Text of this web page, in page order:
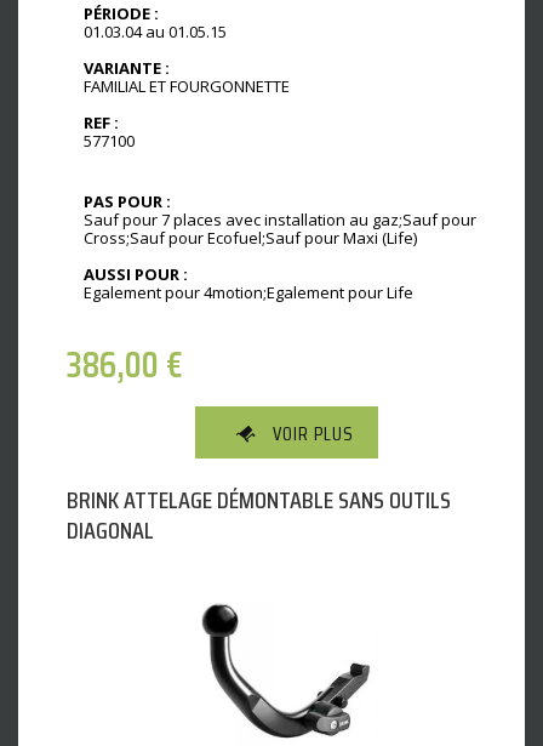
PÉRIODE :
01.03.04 au 01.05.15
VARIANTE :
FAMILIAL ET FOURGONNETTE
REF :
577100
PAS POUR :
Sauf pour 7 places avec installation au gaz;Sauf pour
Cross;Sauf pour Ecofuel;Sauf pour Maxi (Life)
AUSSI POUR :
Egalement pour 4motion;Egalement pour Life
386,00€
VOIR PLUS
BRINK ATTELAGE DÉMONTABLE SANS OUTILS
DIAGONAL